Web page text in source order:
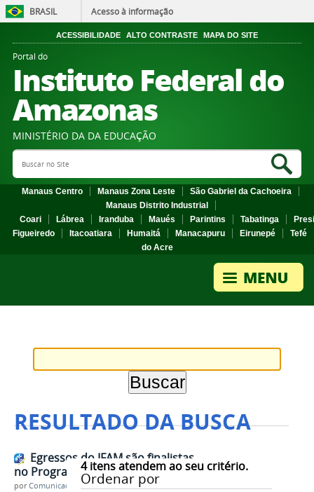
BRASIL Acesso à informação
ACESSIBILIDADE ALTO CONTRASTE MAPA DO SITE
Portal do
Instituto Federal do
Amazonas
MINISTÉRIO DA DA EDUCAÇÃO
Search Site
Manaus Centro Manaus Zona Leste
São Gabriel da Cachoeira
Manaus Distrito Industrial
Coari
Lábrea Iranduba Maués Parintins Tabatinga
Figueiredo
Itacoatiara Humaitá Manacapuru Eirunepé
Tefé
do Acre
RESULTADO DA BUSCA
4itens atendem ao seu critério.
Ordenar por
Egressos do IFAM são finalistas
no Programa CNA Jovem
porComunicação CPR